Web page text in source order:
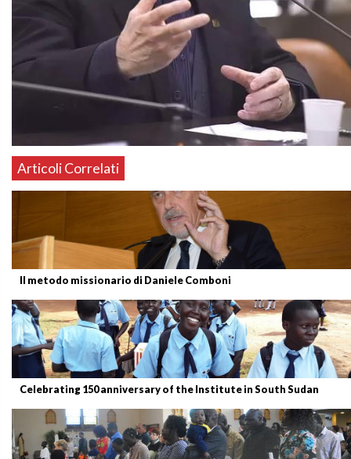
Articoli Correlati
Il metodo missionario di Daniele Comboni
Celebrating 150 anniversary of the Institute in South Sudan